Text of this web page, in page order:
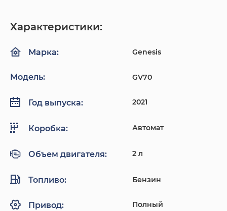
Характеристики:
Марка: Genesis
Модель: GV70
Год выпуска: 2021
Коробка: Автомат
Объем двигателя: 2 л
Топливо: Бензин
Привод: Полный